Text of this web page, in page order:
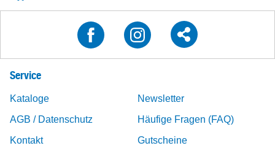
Service
Kataloge
Newsletter
AGB / Datenschutz
Häufige Fragen (FAQ)
Kontakt
Gutscheine